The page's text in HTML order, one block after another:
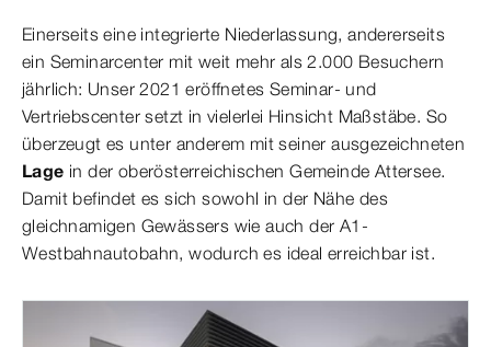
Einerseits eine integrierte Niederlassung, andererseits
ein Seminarcenter mit weit mehr als 2.000 Besuchern
jährlich: Unser 2021 eröffnetes Seminar- und
Vertriebscenter setzt in vielerlei Hinsicht Maßstäbe. So
überzeugt es unter anderem mit seiner ausgezeichneten
Lage in der oberösterreichischen Gemeinde Attersee.
Damit befindet es sich sowohl in der Nähe des
gleichnamigen Gewässers wie auch der A1-
Westbahnautobahn, wodurch es ideal erreichbar ist.